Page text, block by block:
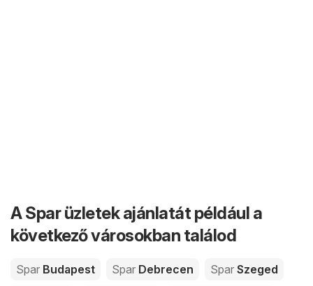
A Spar üzletek ajánlatát például a
következő városokban találod
Spar Budapest Spar Debrecen Spar Szeged